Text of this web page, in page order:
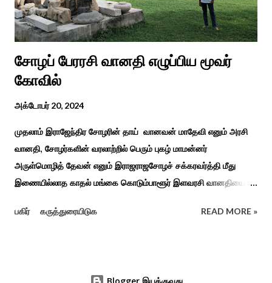
சிறப்புப் பள்ளி சார்பில் இந்த ஆணடு விழா சர்வதேச மாற்று...
சோழப் பேரரசி வானதி எழுப்பிய மூவர்
கோவில்
அக்டோபர் 20, 2024
முதலாம் இராஜேந்திர சோழரின் தாய் வானவன் மாதேவி எனும் அரசி
வானதி, சோழர்களின் வரலாற்றில் பெரும் புகழ் மாமன்னர்
அருள்மொழித் தேவன் எனும் இராஜராஜசோழச் சக்கரவர்த்தி மீது
இணையில்லாத காதல் மங்கை கொடும்பாளூர் இளவரசி வானதியை
கடற்படையின் பரப்பை இலங்கை வரை சென்று வென்று வந்த
பகிர் கருத்துரையிடுக READ MORE »